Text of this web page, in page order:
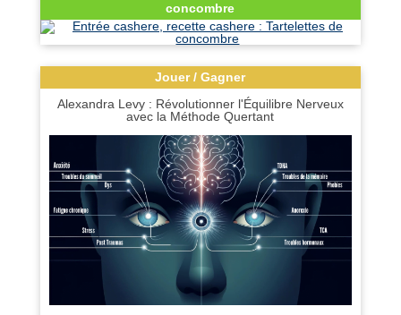
concombre
Jouer / Gagner
Alexandra Levy : Révolutionner l'Équilibre Nerveux
avec la Méthode Quertant